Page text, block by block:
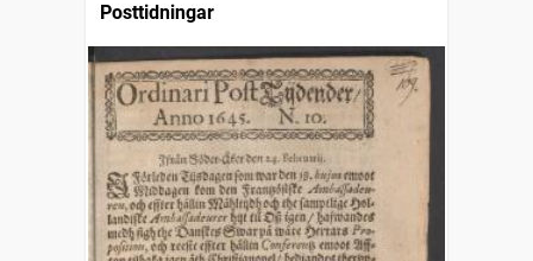
Posttidningar